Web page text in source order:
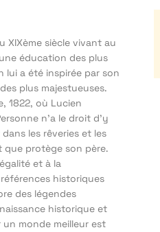
XIXème siècle vivant au
éducation des plus
lui a été inspirée par son
plus majestueuses.
1822, où Lucien
n’a le droit d’y
les rêveries et les
que protège son père.
et à la
historiques
des légendes
historique et
monde meilleur est